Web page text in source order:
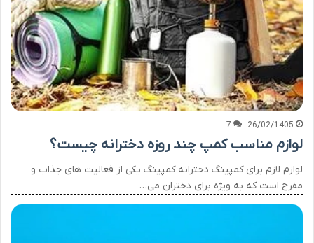
26/02/1405
7
لوازم مناسب کمپ چند روزه دخترانه چیست؟
لوازم لازم برای کمپینگ دخترانه کمپینگ یکی از فعالیت های جذاب و
مفرح است که به ویژه برای دختران می…